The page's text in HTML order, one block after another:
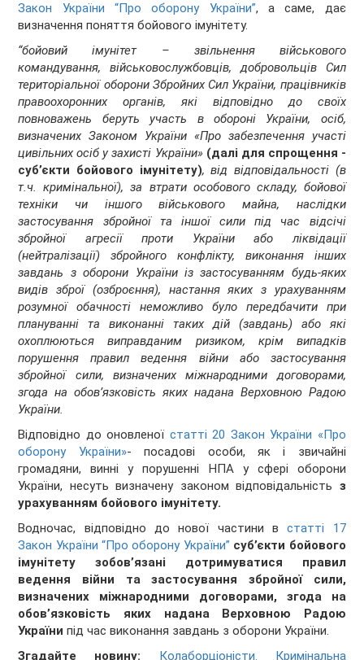
Закон України “Про оборону України”, а саме, дає
визначення поняття бойового імунітету.
“бойовий імунітет – звільнення військового
командування, військовослужбовців, добровольців Сил
територіальної оборони Збройних Сил України, працівників
правоохоронних органів, які відповідно до своїх
повноважень беруть участь в обороні України, осіб,
визначених Законом України «Про забезпечення участі
цивільних осіб у захисті України» (далі для спрощення -
суб’єкти бойового імунітету), від відповідальності (в
т.ч. кримінальної), за втрати особового складу, бойової
техніки чи іншого військового майна, наслідки
застосування збройної та іншої сили під час відсічі
збройної агресії проти України або ліквідації
(нейтралізації) збройного конфлікту, виконання інших
завдань з оборони України із застосуванням будь-яких
видів зброї (озброєння), настання яких з урахуванням
розумної обачності неможливо було передбачити при
плануванні та виконанні таких дій (завдань) або які
охоплюються виправданим ризиком, крім випадків
порушення правил ведення війни або застосування
збройної сили, визначених міжнародними договорами,
згода на обов’язковість яких надана Верховною Радою
України.
Відповідно до оновленої статті 20 Закон України «Про
оборону України»- посадові особи, як і звичайні
громадяни, винні у порушенні НПА у сфері оборони
України, несуть визначену законом відповідальність з
урахуванням бойового імунітету.
Водночас, відповідно до нової частини встатті 17
Закон України “Про оборону України” суб’єкти бойового
імунітету зобов’язані дотримуватися правил
ведення війни та застосування збройної сили,
визначених міжнародними договорами, згода на
обов’язковість яких надана Верховною Радою
Українипід час виконання завдань з оборони України.
Згадайте новину: Колаборціоністи. Кримінальна